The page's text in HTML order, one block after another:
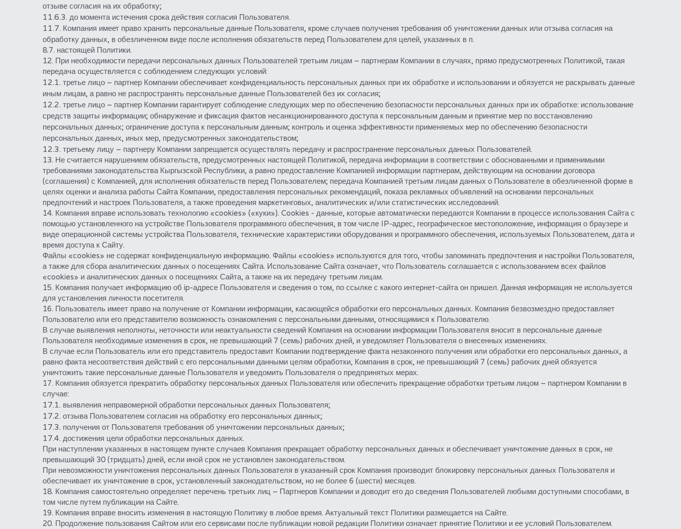
отзыве согласия на их обработку;
11.6.3. до момента истечения срока действия согласия Пользователя.
11.7. Компания имеет право хранить персональные данные Пользователя, кроме случаев получения требования об уничтожении данных или отзыва согласия на
обработку данных, в обезличенном виде после исполнения обязательств перед Пользователем для целей, указанных в п.
8.7. настоящей Политики.
12. При необходимости передачи персональных данных Пользователей третьим лицам – партнерам Компании в случаях, прямо предусмотренных Политикой, такая
передача осуществляется с соблюдением следующих условий:
12.1. третье лицо – партнер Компании обеспечивает конфиденциальность персональных данных при их обработке и использовании и обязуется не раскрывать данные
иным лицам, а равно не распространять персональные данные Пользователей без их согласия;
12.2. третье лицо – партнер Компании гарантирует соблюдение следующих мер по обеспечению безопасности персональных данных при их обработке: использование
средств защиты информации; обнаружение и фиксация фактов несанкционированного доступа к персональным данным и принятие мер по восстановлению
персональных данных; ограничение доступа к персональным данным; контроль и оценка эффективности применяемых мер по обеспечению безопасности
персональных данных, иных мер, предусмотренных законодательством;
12.3. третьему лицу – партнеру Компании запрещается осуществлять передачу и распространение персональных данных Пользователей.
13. Не считается нарушением обязательств, предусмотренных настоящей Политикой, передача информации в соответствии с обоснованными и применимыми
требованиями законодательства Кыргызской Республики, а равно предоставление Компанией информации партнерам, действующим на основании договора
(соглашения) с Компанией, для исполнения обязательств перед Пользователем; передача Компанией третьим лицам данных о Пользователе в обезличенной форме в
целях оценки и анализа работы Сайта Компании, предоставления персональных рекомендаций, показа рекламных объявлений на основании персональных
предпочтений и настроек Пользователя, а также проведения маркетинговых, аналитических и/или статистических исследований.
14. Компания вправе использовать технологию «cookies» («куки»). Cookies - данные, которые автоматически передаются Компании в процессе использования Сайта с
помощью установленного на устройстве Пользователя программного обеспечения, в том числе IP-адрес, географическое местоположение, информация о браузере и
виде операционной системы устройства Пользователя, технические характеристики оборудования и программного обеспечения, используемых Пользователем, дата и
время доступа к Сайту.
Файлы «сookies» не содержат конфиденциальную информацию. Файлы «cookies» используются для того, чтобы запоминать предпочтения и настройки Пользователя,
а также для сбора аналитических данных о посещениях Сайта. Использование Сайта означает, что Пользователь соглашается с использованием всех файлов
«cookies» и аналитических данных о посещениях Сайта, а также на их передачу третьим лицам.
15. Компания получает информацию об ip-адресе Пользователя и сведения о том, по ссылке с какого интернет-сайта он пришел. Данная информация не используется
для установления личности посетителя.
16. Пользователь имеет право на получение от Компании информации, касающейся обработки его персональных данных. Компания безвозмездно предоставляет
Пользователю или его представителю возможность ознакомления с персональными данными, относящимися к Пользователю.
В случае выявления неполноты, неточности или неактуальности сведений Компания на основании информации Пользователя вносит в персональные данные
Пользователя необходимые изменения в срок, не превышающий 7 (семь) рабочих дней, и уведомляет Пользователя о внесенных изменениях.
В случае если Пользователь или его представитель предоставит Компании подтверждение факта незаконного получения или обработки его персональных данных, а
равно факта несоответствия действий с его персональными данными целям обработки, Компания в срок, не превышающий 7 (семь) рабочих дней обязуется
уничтожить такие персональные данные Пользователя и уведомить Пользователя о предпринятых мерах.
17. Компания обязуется прекратить обработку персональных данных Пользователя или обеспечить прекращение обработки третьим лицом – партнером Компании в
случае:
17.1. выявления неправомерной обработки персональных данных Пользователя;
17.2. отзыва Пользователем согласия на обработку его персональных данных;
17.3. получения от Пользователя требования об уничтожении персональных данных;
17.4. достижения цели обработки персональных данных.
При наступлении указанных в настоящем пункте случаев Компания прекращает обработку персональных данных и обеспечивает уничтожение данных в срок, не
превышающий 30 (тридцать) дней, если иной срок не установлен законодательством.
При невозможности уничтожения персональных данных Пользователя в указанный срок Компания производит блокировку персональных данных Пользователя и
обеспечивает их уничтожение в срок, установленный законодательством, но не более 6 (шести) месяцев.
18. Компания самостоятельно определяет перечень третьих лиц – Партнеров Компании и доводит его до сведения Пользователей любыми доступными способами, в
том числе путем публикации на Сайте.
19. Компания вправе вносить изменения в настоящую Политику в любое время. Актуальный текст Политики размещается на Сайте.
20. Продолжение пользования Сайтом или его сервисами после публикации новой редакции Политики означает принятие Политики и ее условий Пользователем.